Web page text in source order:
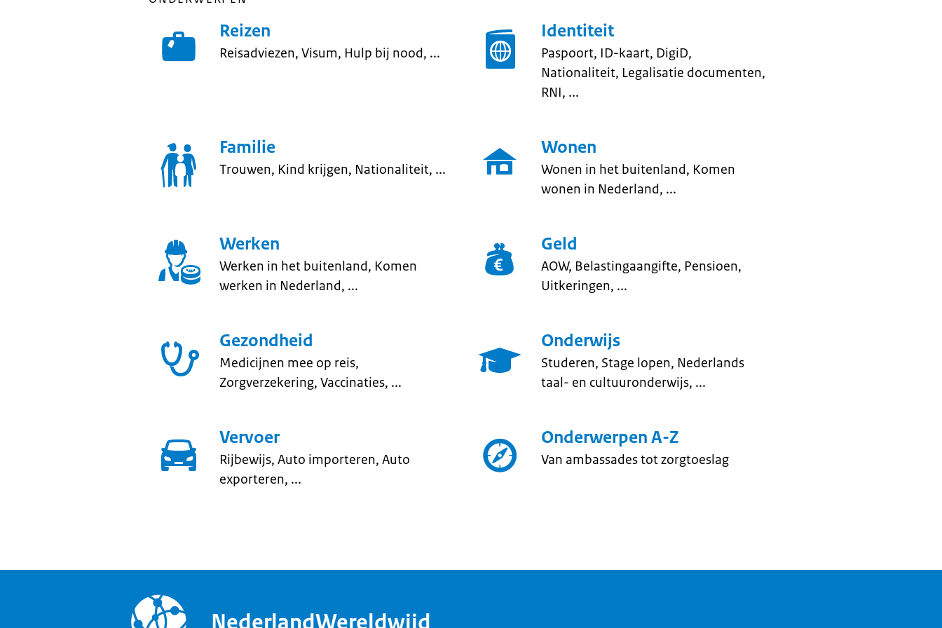
Reizen
Reisadviezen, Visum, Hulp bij nood, ...
Identiteit
Paspoort, ID-kaart, DigiD,
Nationaliteit, Legalisatie documenten,
RNI, ...
Familie
Trouwen, Kind krijgen, Nationaliteit, ...
Wonen
Wonen in het buitenland, Komen
wonen in Nederland, ...
Werken
Werken in het buitenland, Komen
werken in Nederland, ...
Geld
AOW, Belastingaangifte, Pensioen,
Uitkeringen, ...
Gezondheid
Medicijnen mee op reis,
Zorgverzekering, Vaccinaties, ...
Onderwijs
Studeren, Stage lopen, Nederlands
taal- en cultuuronderwijs, ...
Vervoer
Rijbewijs, Auto importeren, Auto
exporteren, ...
Onderwerpen A-Z
Van ambassades tot zorgtoeslag
NederlandWereldwijd